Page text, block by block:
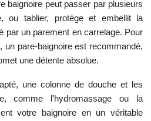
baignoire peut passer par plusieurs
ou tablier, protège et embellit la
par un parement en carrelage. Pour
un pare-baignoire est recommandé,
une détente absolue.
une colonne de douche et les
comme l'hydromassage ou la
votre baignoire en un véritable